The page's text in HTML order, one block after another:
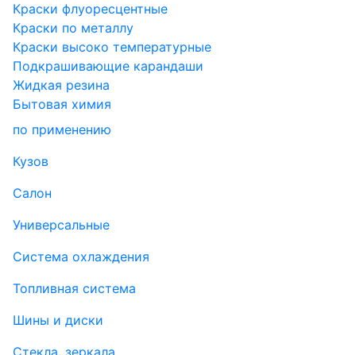
Краски флуоресцентные
Краски по металлу
Краски высоко температурные
Подкрашивающие карандаши
Жидкая резина
Бытовая химия
по применению
Кузов
Салон
Универсальные
Система охлаждения
Топливная система
Шины и диски